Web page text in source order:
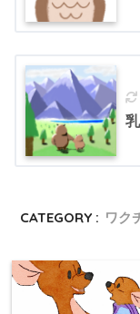
CATEGORY : ワク